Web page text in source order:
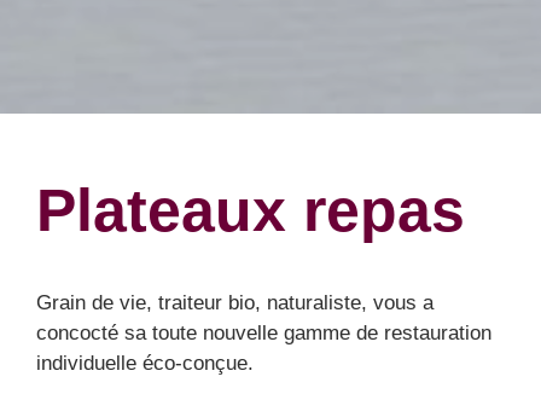
Plateaux repas
Grain de vie, traiteur bio, naturaliste, vous a
concocté sa toute nouvelle gamme de restauration
individuelle éco-conçue.